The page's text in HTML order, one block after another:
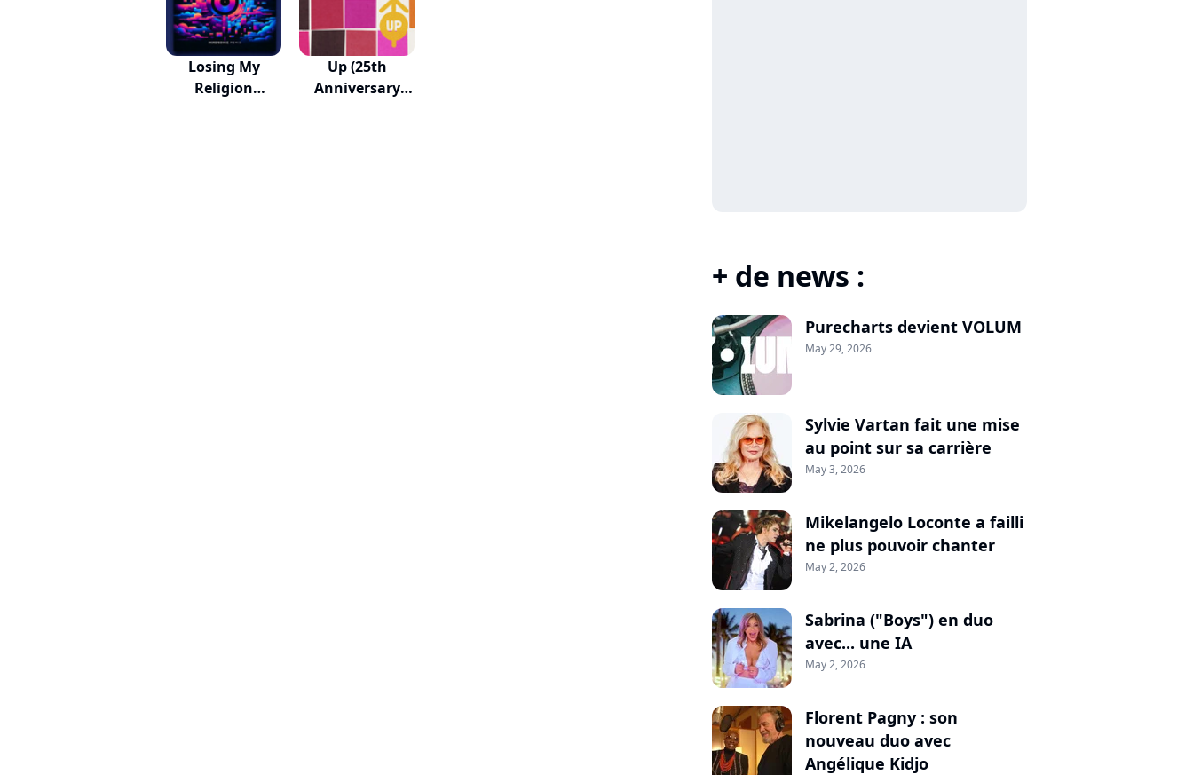
Losing My
Religion
Up (25th
Anniversary
+ de news :
Purecharts devient VOLUM
May 29, 2026
Sylvie Vartan fait une mise
au point sur sa carrière
May 3, 2026
Mikelangelo Loconte a failli
ne plus pouvoir chanter
May 2, 2026
Sabrina ("Boys") en duo
avec... une IA
May 2, 2026
Florent Pagny : son
nouveau duo avec
Angélique Kidjo